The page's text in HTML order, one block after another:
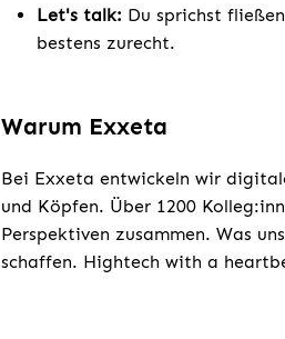
Let's talk: Du sprichst
bestens zurecht.
Warum Exxeta
Bei Exxeta entwickeln wir
und Köpfen. Über 1200
Perspektiven zusammen. Was
schaffen. Hightech with a